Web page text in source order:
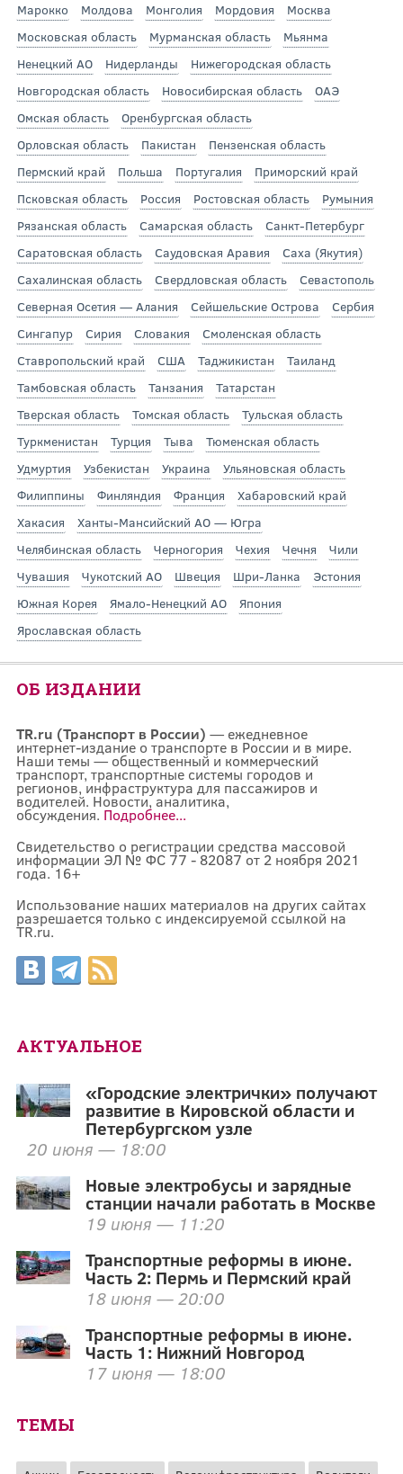
Марокко
Молдова Монголия Мордовия
Москва
Московская область
Мурманская область
Мьянма
Ненецкий АО
Нидерланды
Нижегородская область
Новгородская область
Новосибирская область
ОАЭ
Омская область
Оренбургская область
Орловская область
Пакистан
Пензенская область
Пермский край
Польша Португалия
Приморский край
Псковская область
Россия Ростовская область
Румыния
Рязанская область
Самарская область
Санкт-Петербург
Саратовская область
Саудовская Аравия
Саха (Якутия)
Сахалинская область
Свердловская область
Севастополь
Северная Осетия — Алания
Сейшельские Острова
Сербия
Сингапур
Сирия Словакия
Смоленская область
Ставропольский край
США Таджикистан
Таиланд
Тамбовская область
Танзания
Татарстан
Тверская область
Томская область
Тульская область
Туркменистан
Турция Тыва
Тюменская область
Удмуртия
Узбекистан Украина
Ульяновская область
Филиппины
Финляндия Франция
Хабаровский край
Хакасия
Ханты-Мансийский АО — Югра
Челябинская область
Черногория Чехия Чечня
Чили
Чувашия
Чукотский АО Швеция Шри-Ланка
Эстония
Южная Корея
Ямало-Ненецкий АО
Япония
Ярославская область
ОБ ИЗДАНИИ
TR.ru (Транспорт в России) — ежедневное
интернет-издание о транспорте в России и в мире.
Наши темы — общественный и коммерческий
транспорт, транспортные системы городов и
регионов, инфраструктура для пассажиров и
водителей. Новости, аналитика,
обсуждения. Подробнее...
Свидетельство о регистрации средства массовой
информации ЭЛ № ФС 77 - 82087 от 2 ноября 2021
года. 16+
Использование наших материалов на других сайтах
разрешается только с индексируемой ссылкой на
TR.ru.
АКТУАЛЬНОЕ
«Городские электрички» получают
развитие в Кировской области и
Петербургском узле
20 июня — 18:00
Новые электробусы и зарядные
станции начали работать в Москве
19 июня — 11:20
Транспортные реформы в июне.
Часть 2: Пермь и Пермский край
18 июня — 20:00
Транспортные реформы в июне.
Часть 1: Нижний Новгород
17 июня — 18:00
ТЕМЫ